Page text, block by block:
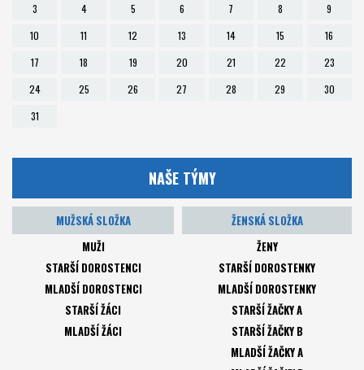
3
4 5 6 7 8
9
10
11 12 13 14 15
16
17
18 19 20 21 22
23
24
25 26 27 28 29
30
31
NAŠE TÝMY
MUŽSKÁ SLOŽKA
MUŽI
STARŠÍ DOROSTENCI
MLADŠÍ DOROSTENCI
STARŠÍ ŽÁCI
MLADŠÍ ŽÁCI
ŽENSKÁ SLOŽKA
ŽENY
STARŠÍ DOROSTENKY
MLADŠÍ DOROSTENKY
STARŠÍ ŽAČKY A
STARŠÍ ŽAČKY B
MLADŠÍ ŽAČKY A